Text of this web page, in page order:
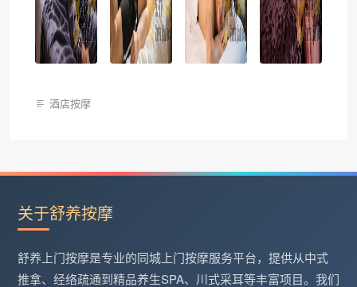
酒店按摩
关于舒养按摩
舒养上门按摩是专业的同城上门按摩服务平台，提供从中式
推拿、经络疏通到精品养生SPA、川式采耳等丰富项目。我们